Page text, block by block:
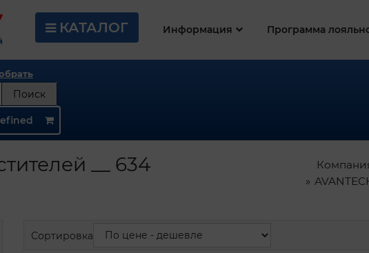
КАТАЛОГ Информация Программа
Поиск
__ 634
Сортировка